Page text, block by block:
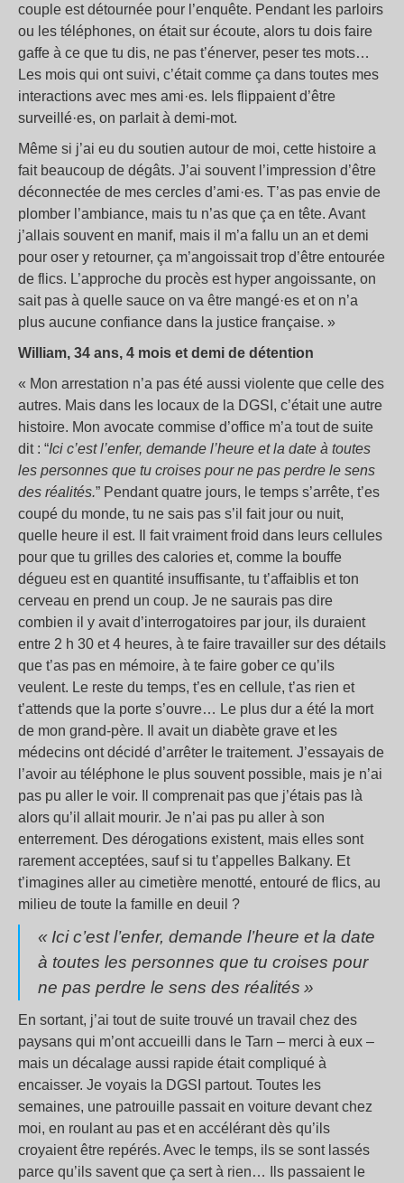
couple est détournée pour l’enquête. Pendant les parloirs
ou les téléphones, on était sur écoute, alors tu dois faire
gaffe à ce que tu dis, ne pas t’énerver, peser tes mots…
Les mois qui ont suivi, c’était comme ça dans toutes mes
interactions avec mes ami·es. Iels flippaient d’être
surveillé·es, on parlait à demi-mot.
Même si j’ai eu du soutien autour de moi, cette histoire a
fait beaucoup de dégâts. J’ai souvent l’impression d’être
déconnectée de mes cercles d’ami·es. T’as pas envie de
plomber l’ambiance, mais tu n’as que ça en tête. Avant
j’allais souvent en manif, mais il m’a fallu un an et demi
pour oser y retourner, ça m’angoissait trop d’être entourée
de flics. L’approche du procès est hyper angoissante, on
sait pas à quelle sauce on va être mangé·es et on n’a
plus aucune confiance dans la justice française. »
William, 34 ans, 4 mois et demi de détention
« Mon arrestation n’a pas été aussi violente que celle des
autres. Mais dans les locaux de la DGSI, c’était une autre
histoire. Mon avocate commise d’office m’a tout de suite
dit : “Ici c’est l’enfer, demande l’heure et la date à toutes
les personnes que tu croises pour ne pas perdre le sens
des réalités.” Pendant quatre jours, le temps s’arrête, t’es
coupé du monde, tu ne sais pas s’il fait jour ou nuit,
quelle heure il est. Il fait vraiment froid dans leurs cellules
pour que tu grilles des calories et, comme la bouffe
dégueu est en quantité insuffisante, tu t’affaiblis et ton
cerveau en prend un coup. Je ne saurais pas dire
combien il y avait d’interrogatoires par jour, ils duraient
entre 2 h 30 et 4 heures, à te faire travailler sur des détails
que t’as pas en mémoire, à te faire gober ce qu’ils
veulent. Le reste du temps, t’es en cellule, t’as rien et
t’attends que la porte s’ouvre… Le plus dur a été la mort
de mon grand-père. Il avait un diabète grave et les
médecins ont décidé d’arrêter le traitement. J’essayais de
l’avoir au téléphone le plus souvent possible, mais je n’ai
pas pu aller le voir. Il comprenait pas que j’étais pas là
alors qu’il allait mourir. Je n’ai pas pu aller à son
enterrement. Des dérogations existent, mais elles sont
rarement acceptées, sauf si tu t’appelles Balkany. Et
t’imagines aller au cimetière menotté, entouré de flics, au
milieu de toute la famille en deuil ?
« Ici c’est l’enfer, demande l’heure et la date
à toutes les personnes que tu croises pour
ne pas perdre le sens des réalités »
En sortant, j’ai tout de suite trouvé un travail chez des
paysans qui m’ont accueilli dans le Tarn – merci à eux –
mais un décalage aussi rapide était compliqué à
encaisser. Je voyais la DGSI partout. Toutes les
semaines, une patrouille passait en voiture devant chez
moi, en roulant au pas et en accélérant dès qu’ils
croyaient être repérés. Avec le temps, ils se sont lassés
parce qu’ils savent que ça sert à rien… Ils passaient le